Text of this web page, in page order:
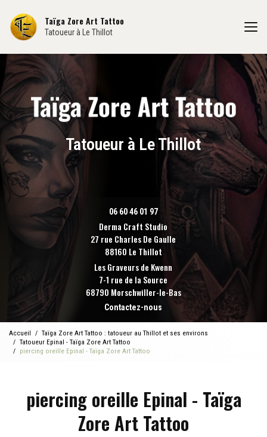
contenu
principal
Taïga Zore Art Tattoo
Tatoueur à Le Thillot
Tatoueur à Le Thillot
06 60 46 01 97
Derma Craft Studio
27 rue Charles De Gaulle
88160 Le Thillot
Les Graveurs de Kwenn
7-1 rue de la Source
68790 Morschwiller-le-Bas
Contactez-nous
Accueil
Taïga Zore Art Tattoo : tatoueur au Thillot et ses environs
Tatoueur Epinal - Taïga Zore Art Tattoo
piercing oreille Epinal - Taïga Zore Art Tattoo
piercing oreille Epinal - Taïga
Zore Art Tattoo